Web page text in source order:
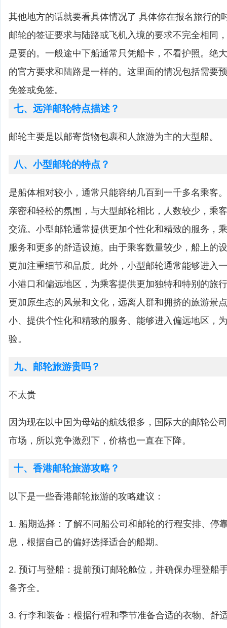
其他地方的话就要看具体情况了 具体你在报名旅行的
邮轮的签证要求与陆路或飞机入境的要求不完全相同
是要的。一般途中下船通常只凭船卡，不看护照。绝
的官方要求和陆路是一样的。这里面的情况包括需要
免签或免签。
七、远洋邮轮特点描述？
邮轮主要是以邮寄货物包裹和人旅游为主的大型船。
八、小型邮轮的特点？
是船体相对较小，通常只能容纳几百到一千多名乘客
亲密和轻松的氛围，与大型邮轮相比，人数较少，乘
交流。小型邮轮通常提供更加个性化和精致的服务，
服务和更多的舒适设施。由于乘客数量较少，船上的
更加注重细节和品质。此外，小型邮轮通常能够进入
小港口和偏远地区，为乘客提供更加独特和特别的旅
更加原生态的风景和文化，远离人群和拥挤的旅游景
小、提供个性化和精致的服务、能够进入偏远地区，
验。
九、邮轮旅游贵吗？
不太贵
因为现在以中国为母站的航线很多，国际大的邮轮公
市场，所以竞争激烈下，价格也一直在下降。
十、香港邮轮旅游攻略？
以下是一些香港邮轮旅游的攻略建议：
1. 船期选择：了解不同船公司和邮轮的行程安排、停
息，根据自己的偏好选择适合的船期。
2. 预订与登船：提前预订邮轮舱位，并确保办理登船
备齐全。
3. 行李和装备：根据行程和季节准备合适的衣物、舒